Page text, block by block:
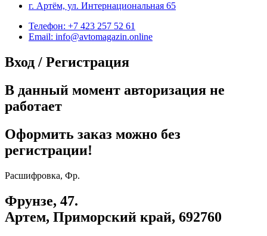
г. Артём, ул. Интернациональная 65
Телефон: +7 423 257 52 61
Email: info@avtomagazin.online
Вход / Регистрация
В данный момент авторизация не
работает
Оформить заказ можно без
регистрации!
Расшифровка, Фр.
Фрунзе, 47.
Артем, Приморский край, 692760